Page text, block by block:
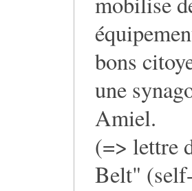
bons
une
Amiel.
(=> lettre
Belt"